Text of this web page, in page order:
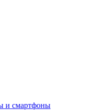
и смартфоны